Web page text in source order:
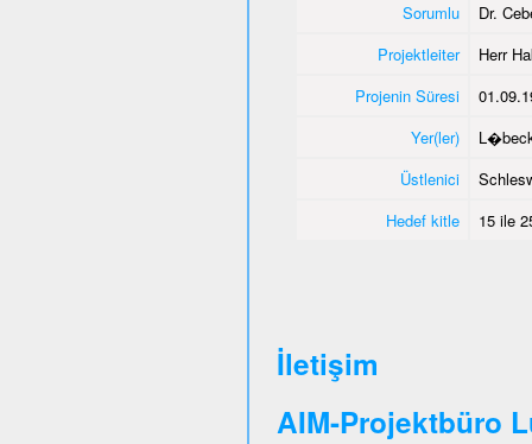
Sorumlu
Dr.
Projektleiter
Herr
Projenin Süresi
Yer(ler)
Üstlenici
Hedef kitle
15 ile
İletişim
AIM-Projektbüro